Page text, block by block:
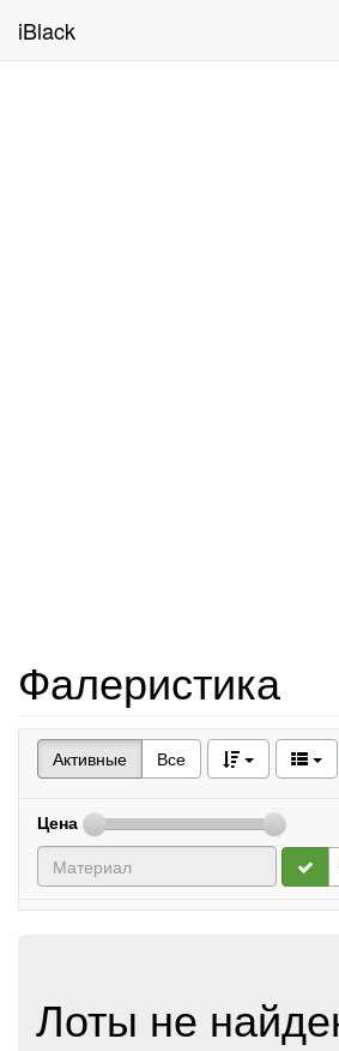
iBlack
Фалеристика
Активные Все
Цена
Лоты не